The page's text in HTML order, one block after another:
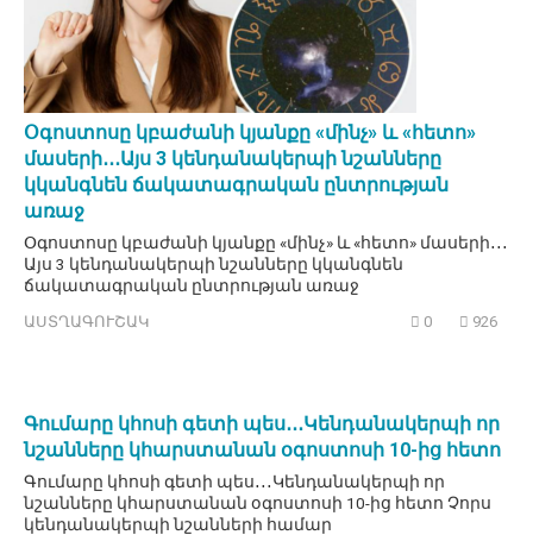
Օգոստոսը կբաժանի կյանքը «մինչ» և «հետո»
մասերի․․․Այս 3 կենդանակերպի նշանները
կկանգնեն ճակատագրական ընտրության
առաջ
Օգոստոսը կբաժանի կյանքը «մինչ» և «հետո» մասերի․․․
Այս 3 կենդանակերպի նշանները կկանգնեն
ճակատագրական ընտրության առաջ
ԱՍՏՂԱԳՈՒՇԱԿ 0 926
Գումարը կհոսի գետի պես․․․Կենդանակերպի որ
նշանները կհարստանան օգոստոսի 10-ից հետո
Գումարը կհոսի գետի պես․․․Կենդանակերպի որ
նշանները կհարստանան օգոստոսի 10-ից հետո Չորս
կենդանակերպի նշանների համար